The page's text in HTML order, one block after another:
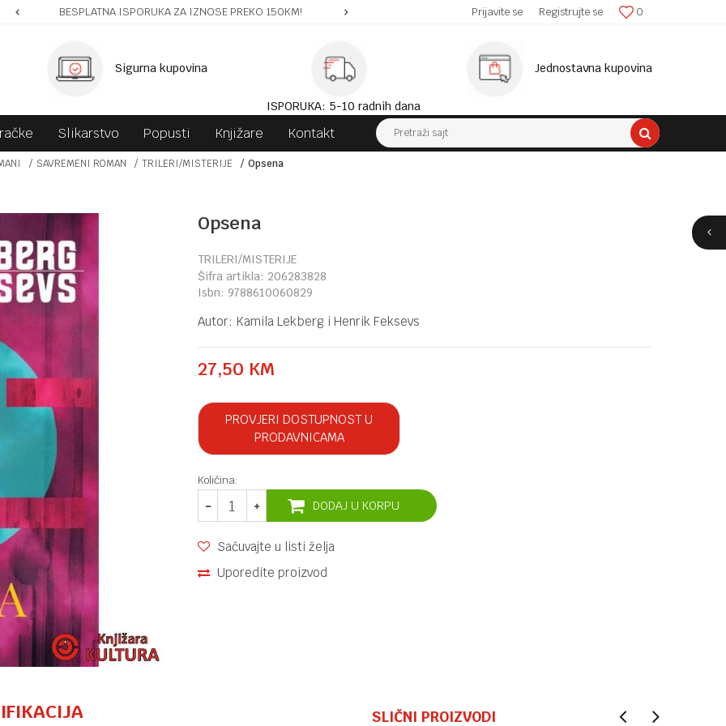
BESPLATNA ISPORUKA ZA IZNOSE PREKO 150KM! SIGURNA ISPORUKA! 0
Prijavite se Registrujte se
Sigurna kupovina
ISPORUKA: 5-10 radnih dana
Jednostavna kupovina
Slikarstvo Popusti Knjižare Kontakt Pretraži sajt
SAVREMENI ROMAN TRILERI/MISTERIJE Opsena
Opsena
TRILERI/MISTERIJE
Šifra artikla: 206283828
Isbn: 9788610060829
Autor: Kamila Lekberg i Henrik Feksevs
27,50 KM
PROVJERI DOSTUPNOST U
PRODAVNICAMA
Količina:
DODAJ U KORPU
Sačuvajte u listi želja
Uporedite proizvod
SLIČNI PROIZVODI